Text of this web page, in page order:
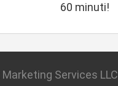
60 minuti!
Services LLC